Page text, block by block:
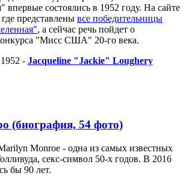
состоялись в 1952 году. На сайте
представлены все победительницы
, а сейчас речь пойдет о
"Мисс США" 20-го века.
- Jacqueline "Jackie" Loughery
(биография, 54 фото)
Monroe - одна из самых известных
секс-символ 50-х годов. В 2016
бы 90 лет.